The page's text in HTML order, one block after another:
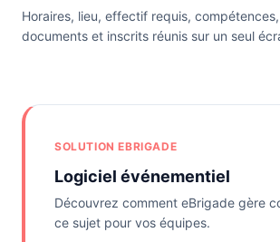
Horaires, lieu, effectif requis,
documents et inscrits réunis sur un seul
SOLUTION EBRIGADE
Logiciel événementiel
Découvrez comment eBrigade gère
ce sujet pour vos équipes.